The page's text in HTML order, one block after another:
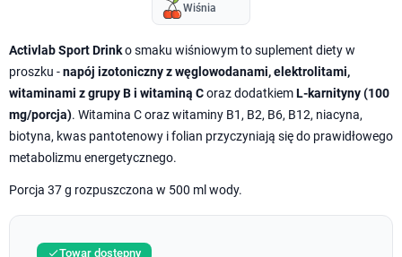
Wiśnia
Activlab Sport Drinko smaku wiśniowym to suplement diety w
proszku -napój izotoniczny z węglowodanami, elektrolitami,
witaminami z grupy B i witaminą Coraz dodatkiemL-karnityny (100
mg/porcja). Witamina C oraz witaminy B1, B2, B6, B12, niacyna,
biotyna, kwas pantotenowy i folian przyczyniają się do prawidłowego
metabolizmu energetycznego.
Porcja 37 g rozpuszczona w 500 ml wody.
Towar dostępny